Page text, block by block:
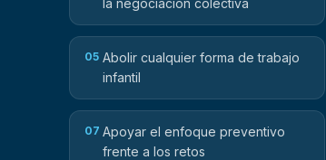
la negociación colectiva
05 Abolir cualquier forma de trabajo
infantil
07 Apoyar el enfoque preventivo
frente a los retos